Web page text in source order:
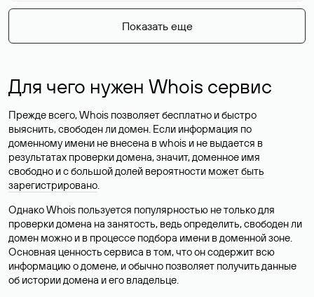
Показать еще
Для чего нужен Whois сервис
Прежде всего, Whois позволяет бесплатно и быстро
выяснить, свободен ли домен. Если информация по
доменному имени не внесена в whois и не выдается в
результатах проверки домена, значит, доменное имя
свободно и с большой долей вероятности может быть
зарегистрировано.
Однако Whois пользуется популярностью не только для
проверки домена на занятость, ведь определить, свободен ли
домен можно и в процессе подбора имени в доменной зоне.
Основная ценность сервиса в том, что он содержит всю
информацию о домене, и обычно позволяет получить данные
об истории домена и его владельце.